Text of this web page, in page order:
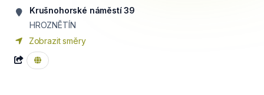
Krušnohorské náměstí 39
HROZNĚTÍN
Zobrazit směry